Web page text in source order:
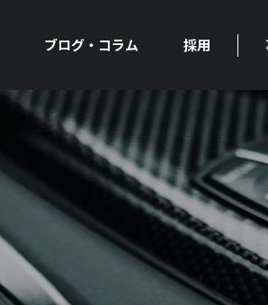
ブログ・コラム 採用